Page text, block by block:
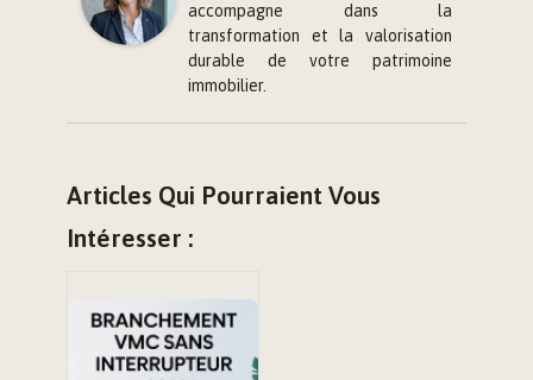
accompagne dans la
transformation et la valorisation
durable de votre patrimoine
immobilier.
Articles Qui Pourraient Vous
Intéresser :